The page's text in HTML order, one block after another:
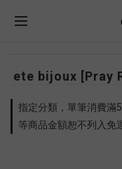
ete bijoux [Pray
指定分類，單筆消費滿
等商品金額恕不列入免